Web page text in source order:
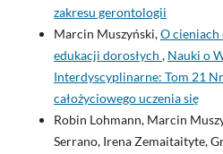
zakresu gerontologii
Marcin Muszyński,O cieniach
edukacji dorosłych , Nauki o
Interdyscyplinarne: Tom 21
całożyciowego uczenia się
Robin Lohmann, Marcin
Serrano, Irena Zemaitaityte,